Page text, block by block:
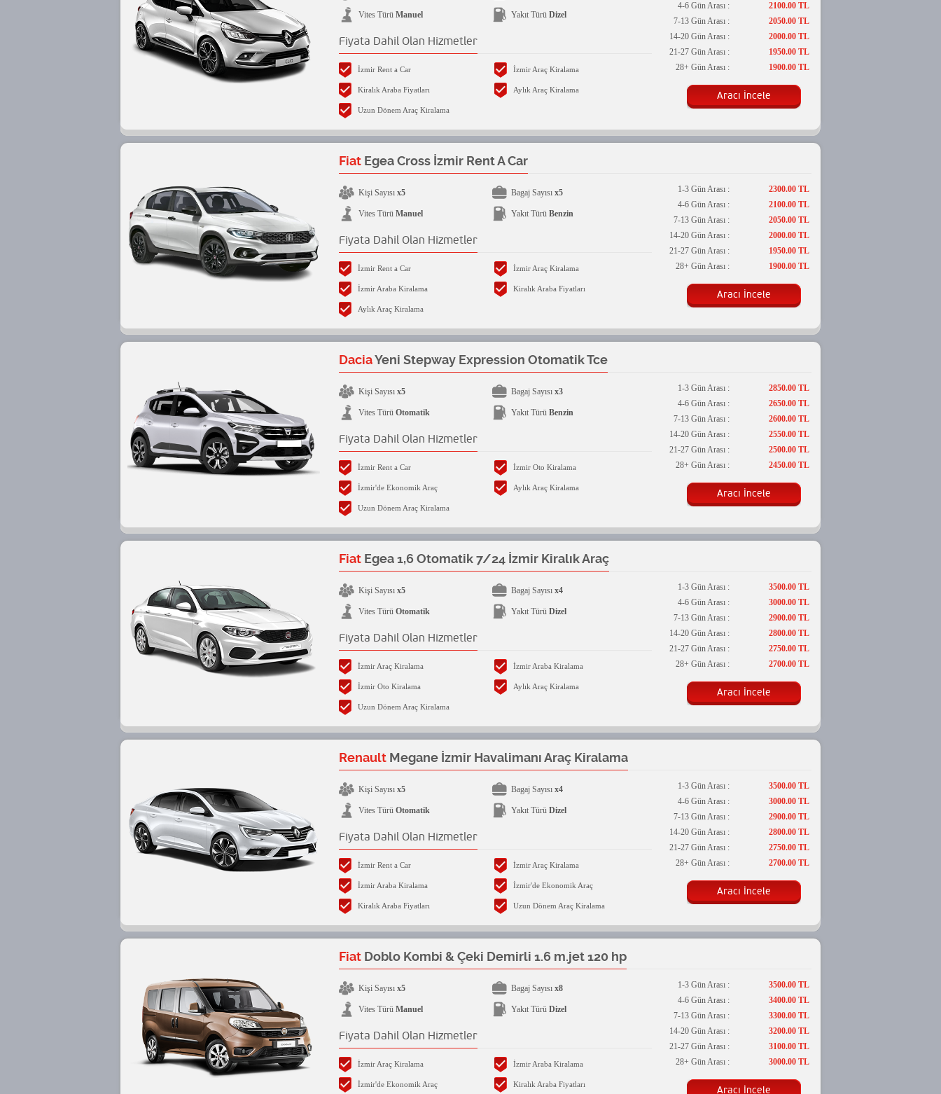
Vites Türü Manuel Yakıt Türü Dizel
Fiyata Dahil Olan Hizmetler
İzmir Rent a Car İzmir Araç Kiralama
Kiralık Araba Fiyatları Aylık Araç Kiralama
Uzun Dönem Araç Kiralama
4-6 Gün Arası :
7-13 Gün Arası :
14-20 Gün Arası :
21-27 Gün Arası :
28+ Gün Arası :
2100.00 TL
2050.00 TL
2000.00 TL
1950.00 TL
1900.00 TL
Aracı İncele
Fiat Egea Cross İzmir Rent A Car
Kişi Sayısı x5 Bagaj Sayısı x5
Vites Türü Manuel Yakıt Türü Benzin
Fiyata Dahil Olan Hizmetler
İzmir Rent a Car İzmir Araç Kiralama
İzmir Araba Kiralama Kiralık Araba Fiyatları
Aylık Araç Kiralama
1-3 Gün Arası :
4-6 Gün Arası :
7-13 Gün Arası :
14-20 Gün Arası :
21-27 Gün Arası :
28+ Gün Arası :
2300.00 TL
2100.00 TL
2050.00 TL
2000.00 TL
1950.00 TL
1900.00 TL
Aracı İncele
DaciaYeni Stepway Expression Otomatik Tce
Kişi Sayısı x5 Bagaj Sayısı x3
Vites Türü Otomatik Yakıt Türü Benzin
Fiyata Dahil Olan Hizmetler
İzmir Rent a Car İzmir Oto Kiralama
İzmir'de Ekonomik Araç Aylık Araç Kiralama
Uzun Dönem Araç Kiralama
1-3 Gün Arası :
4-6 Gün Arası :
7-13 Gün Arası :
14-20 Gün Arası :
21-27 Gün Arası :
28+ Gün Arası :
2850.00 TL
2650.00 TL
2600.00 TL
2550.00 TL
2500.00 TL
2450.00 TL
Aracı İncele
Fiat Egea 1,6 Otomatik 7/24 İzmir Kiralık Araç
Kişi Sayısı x5 Bagaj Sayısı x4
Vites Türü Otomatik Yakıt Türü Dizel
Fiyata Dahil Olan Hizmetler
İzmir Araç Kiralama İzmir Araba Kiralama
İzmir Oto Kiralama Aylık Araç Kiralama
Uzun Dönem Araç Kiralama
1-3 Gün Arası :
4-6 Gün Arası :
7-13 Gün Arası :
14-20 Gün Arası :
21-27 Gün Arası :
28+ Gün Arası :
3500.00 TL
3000.00 TL
2900.00 TL
2800.00 TL
2750.00 TL
2700.00 TL
Aracı İncele
Renault Megane İzmir Havalimanı Araç Kiralama
Kişi Sayısı x5 Bagaj Sayısı x4
Vites Türü Otomatik Yakıt Türü Dizel
Fiyata Dahil Olan Hizmetler
İzmir Rent a Car İzmir Araç Kiralama
İzmir Araba Kiralama İzmir'de Ekonomik Araç
Kiralık Araba Fiyatları Uzun Dönem Araç Kiralama
1-3 Gün Arası :
4-6 Gün Arası :
7-13 Gün Arası :
14-20 Gün Arası :
21-27 Gün Arası :
28+ Gün Arası :
3500.00 TL
3000.00 TL
2900.00 TL
2800.00 TL
2750.00 TL
2700.00 TL
Aracı İncele
Fiat Doblo Kombi & Çeki Demirli 1.6 m.jet 120 hp
Kişi Sayısı x5 Bagaj Sayısı x8
Vites Türü Manuel Yakıt Türü Dizel
Fiyata Dahil Olan Hizmetler
İzmir Araç Kiralama İzmir Araba Kiralama
İzmir'de Ekonomik Araç Kiralık Araba Fiyatları
1-3 Gün Arası :
4-6 Gün Arası :
7-13 Gün Arası :
14-20 Gün Arası :
21-27 Gün Arası :
28+ Gün Arası :
3500.00 TL
3400.00 TL
3300.00 TL
3200.00 TL
3100.00 TL
3000.00 TL
Aracı İncele